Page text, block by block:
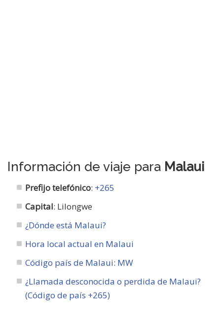
Información de viaje para Malaui
Prefijo telefónico: +265
Capital: Lilongwe
¿Dónde está Malaui?
Hora local actual en Malaui
Código país de Malaui: MW
¿Llamada desconocida o perdida de Malaui?
(Código de país +265)